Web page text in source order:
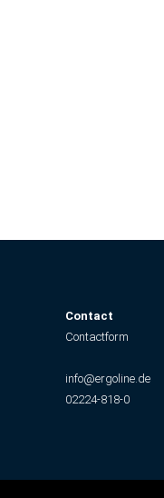
Contact
Contactform
info@ergoline.de
02224-818-0